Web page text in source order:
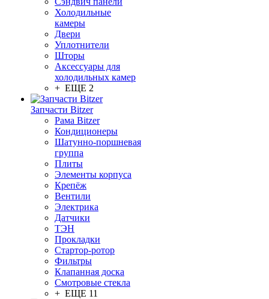
Холодильные
камеры
Двери
Уплотнители
Шторы
Аксессуары для
холодильных камер
+ ЕЩЕ 2
Запчасти Bitzer
Рама Bitzer
Кондиционеры
Шатунно-поршневая
группа
Плиты
Элементы корпуса
Крепёж
Вентили
Электрика
Датчики
ТЭН
Прокладки
Стартор-ротор
Фильтры
Клапанная доска
Смотровые стекла
+ ЕЩЕ 11